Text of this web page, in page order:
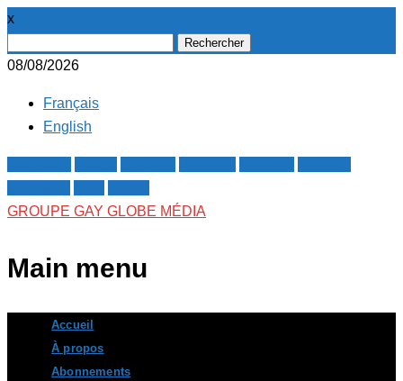
x
08/08/2026
Français
English
GROUPE GAY GLOBE MÉDIA
Main menu
content
Accueil
À propos
Abonnements